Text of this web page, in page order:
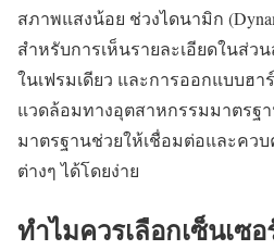
สภาพแสงน้อย ช่วงไดนามิก
สำหรับการเห็นรายละเอียดในส่ว
ในเฟรมเดียว และการออกแบบฮ
แวดล้อมทางอุตสาหกรรมมาตรฐา
มาตรฐานช่วยให้เชื่อมต่อและคว
ต่างๆ ได้โดยง่าย
ทำไมควรเลือกเซ็นเซ